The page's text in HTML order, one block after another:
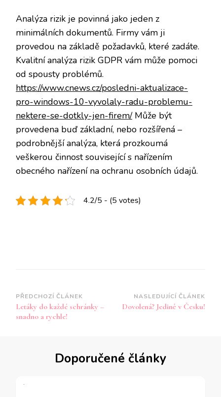
Analýza rizik je povinná jako jeden z
minimálních dokumentů. Firmy vám ji
provedou na základě požadavků, které zadáte.
Kvalitní analýza rizik GDPR vám může pomoci
od spousty problémů.
https://www.cnews.cz/posledni-aktualizace-
pro-windows-10-vyvolaly-radu-problemu-
nektere-se-dotkly-jen-firem/Může být
provedena buď základní, nebo rozšířená –
podrobnější analýza, která prozkoumá
veškerou činnost související s nařízením
obecného nařízení na ochranu osobních údajů.
4.2/5 - (5 votes)
Navigace
příspěvku
PŘEDCHOZÍ ČLÁNEK
Letáky do každé schránky –
snadno a rychle!
NASLEDUJÍCÍ ČLÁNEK
Dovolená? Jedině v Česku!
Doporučené články